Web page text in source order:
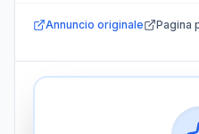
Annuncio originale Pagina